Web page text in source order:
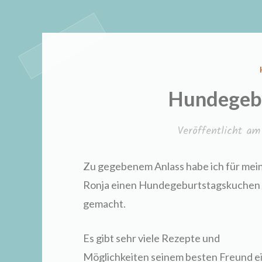
Veröffentlicht am
Zu gegebenem Anlass habe ich für
Ronja einen Hundegeburtstagskuchen
gemacht.
Es gibt sehr viele Rezepte und
Möglichkeiten seinem besten Freund